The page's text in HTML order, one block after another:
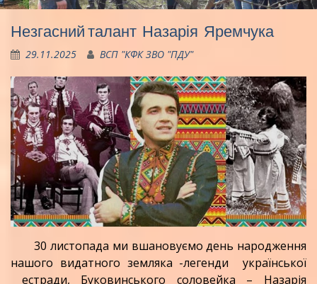
Незгасний талант Назарія Яремчука
29.11.2025 ВСП "КФК ЗВО "ПДУ"
30 листопада ми вшановуємо день народження
нашого видатного земляка -легенди української
естради, Буковинського соловейка – Назарія